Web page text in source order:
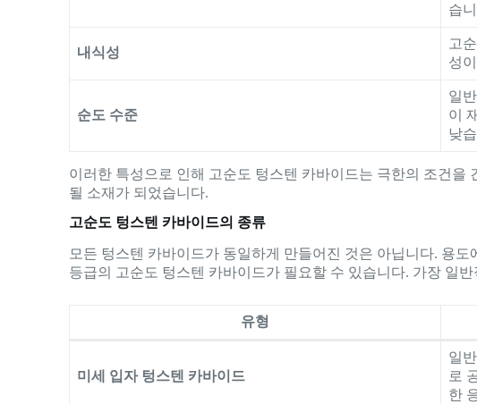
습
내식성
고
성
순도 수준
일
이
낮
이러한 특성으로 인해 고순도 텅스텐 카바이드는 극한의 조건을
될 소재가 되었습니다.
고순도 텅스텐 카바이드의 종류
모든 텅스텐 카바이드가 동일하게 만들어진 것은 아닙니다. 용
등급의 고순도 텅스텐 카바이드가 필요할 수 있습니다. 가장 일
유형
미세 입자 텅스텐 카바이드
일
로
한